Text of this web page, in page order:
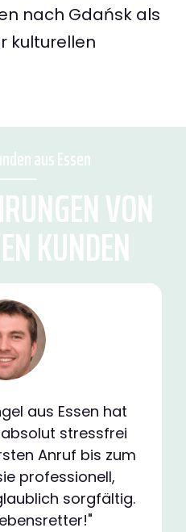
nach Gdańsk als
kulturellen
aus Essen
VON
KUNDEN
aus Essen hat
stressfrei
Anruf bis zum
professionell,
sorgfältig.